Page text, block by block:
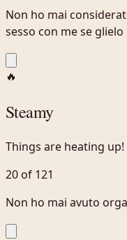
Non ho mai
sesso con me se
🔥
Steamy
Things are heating up!
20 of 121
Non ho mai avuto